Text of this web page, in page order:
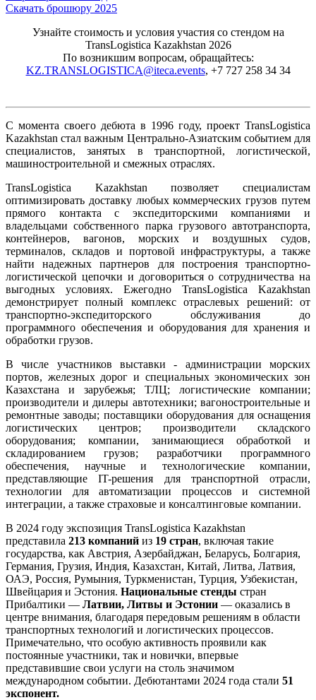
Скачать брошюру 2025
Узнайте стоимость и условия участия со стендом на
TransLogistica Kazakhstan 2026
По возникшим вопросам, обращайтесь:
KZ.TRANSLOGISTICA@iteca.events, +7 727 258 34 34
С момента своего дебюта в 1996 году, проект TransLogistica
Kazakhstan стал важным Центрально-Азиатским событием для
специалистов, занятых в транспортной, логистической,
машиностроительной и смежных отраслях.
TransLogistica Kazakhstan позволяет специалистам
оптимизировать доставку любых коммерческих грузов путем
прямого контакта с экспедиторскими компаниями и
владельцами собственного парка грузового автотранспорта,
контейнеров, вагонов, морских и воздушных судов,
терминалов, складов и портовой инфраструктуры, а также
найти надежных партнеров для построения транспортно-
логистической цепочки и договориться о сотрудничества на
выгодных условиях. Ежегодно TransLogistica Kazakhstan
демонстрирует полный комплекс отраслевых решений: от
транспортно-экспедиторского обслуживания до
программного обеспечения и оборудования для хранения и
обработки грузов.
В числе участников выставки - администрации морских
портов, железных дорог и специальных экономических зон
Казахстана и зарубежья; ТЛЦ; логистические компании;
производители и дилеры автотехники; вагоностроительные и
ремонтные заводы; поставщики оборудования для оснащения
логистических центров; производители складского
оборудования; компании, занимающиеся обработкой и
складированием грузов; разработчики программного
обеспечения, научные и технологические компании,
представляющие IT-решения для транспортной отрасли,
технологии для автоматизации процессов и системной
интеграции, а также страховые и консалтинговые компании.
В 2024 году экспозиция TransLogistica Kazakhstan
представила 213 компаний из 19 стран, включая такие
государства, как Австрия, Азербайджан, Беларусь, Болгария,
Германия, Грузия, Индия, Казахстан, Китай, Литва, Латвия,
ОАЭ, Россия, Румыния, Туркменистан, Турция, Узбекистан,
Швейцария и Эстония. Национальные стенды стран
Прибалтики — Латвии, Литвы и Эстонии — оказались в
центре внимания, благодаря передовым решениям в области
транспортных технологий и логистических процессов.
Примечательно, что особую активность проявили как
постоянные участники, так и новички, впервые
представившие свои услуги на столь значимом
международном событии. Дебютантами 2024 года стали 51
экспонент.